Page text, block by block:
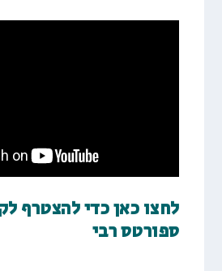
לחצו כאן כדי להצטרף
ספורטס רבי